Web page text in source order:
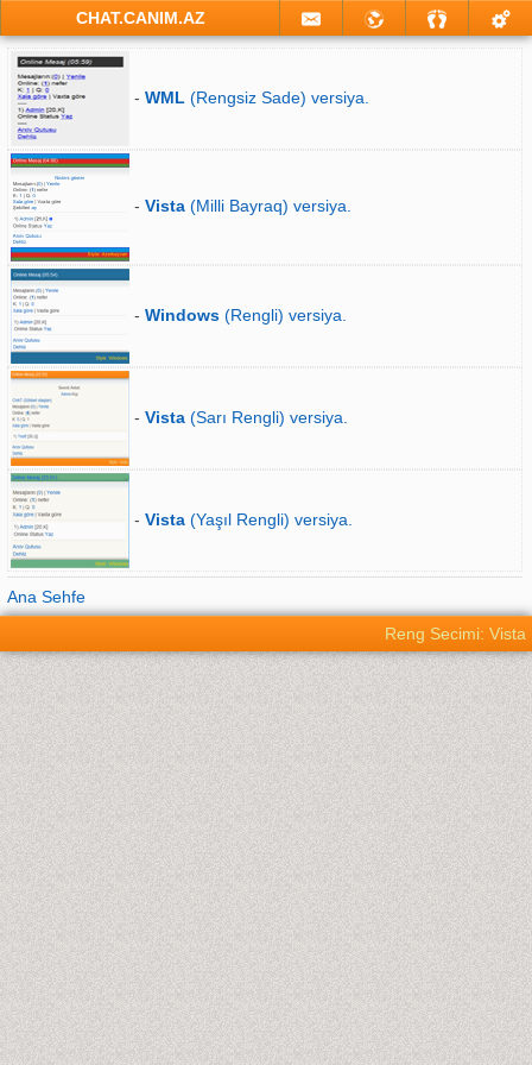
CHAT.CANIM.AZ
- WML (Rengsiz Sade) versiya.
- Vista (Milli Bayraq) versiya.
- Windows (Rengli) versiya.
- Vista (Sarı Rengli) versiya.
- Vista (Yaşıl Rengli) versiya.
Ana Sehfe
Reng Secimi: Vista